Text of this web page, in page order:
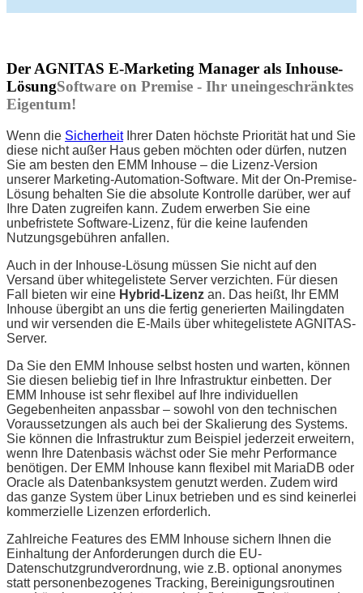
Der AGNITAS E-Marketing Manager als Inhouse-
LösungSoftware on Premise - Ihr uneingeschränktes
Eigentum!
Wenn die SicherheitIhrer Daten höchste Priorität hat und Sie
diese nicht außer Haus geben möchten oder dürfen, nutzen
Sie am besten den EMM Inhouse – die Lizenz-Version
unserer Marketing-Automation-Software. Mit der On-Premise-
Lösung behalten Sie die absolute Kontrolle darüber, wer auf
Ihre Daten zugreifen kann. Zudem erwerben Sie eine
unbefristete Software-Lizenz, für die keine laufenden
Nutzungsgebühren anfallen.
Auch in der Inhouse-Lösung müssen Sie nicht auf den
Versand über whitegelistete Server verzichten. Für diesen
Fall bieten wir eine Hybrid-Lizenz an. Das heißt, Ihr EMM
Inhouse übergibt an uns die fertig generierten Mailingdaten
und wir versenden die E-Mails über whitegelistete AGNITAS-
Server.
Da Sie den EMM Inhouse selbst hosten und warten, können
Sie diesen beliebig tief in Ihre Infrastruktur einbetten. Der
EMM Inhouse ist sehr flexibel auf Ihre individuellen
Gegebenheiten anpassbar – sowohl von den technischen
Voraussetzungen als auch bei der Skalierung des Systems.
Sie können die Infrastruktur zum Beispiel jederzeit erweitern,
wenn Ihre Datenbasis wächst oder Sie mehr Performance
benötigen. Der EMM Inhouse kann flexibel mit MariaDB oder
Oracle als Datenbanksystem genutzt werden. Zudem wird
das ganze System über Linux betrieben und es sind keinerlei
kommerzielle Lizenzen erforderlich.
Zahlreiche Features des EMM Inhouse sichern Ihnen die
Einhaltung der Anforderungen durch die EU-
Datenschutzgrundverordnung, wie z.B. optional anonymes
statt personenbezogenes Tracking, Bereinigungsroutinen